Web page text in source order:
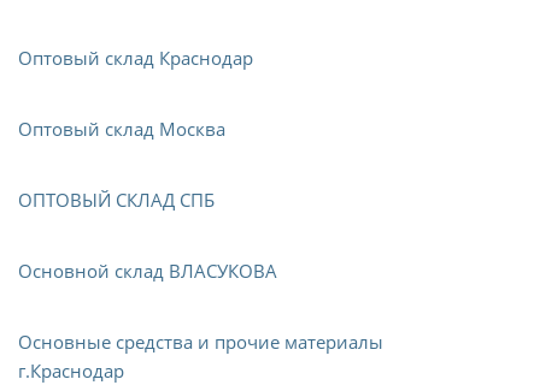
Оптовый склад Краснодар
Оптовый склад Москва
ОПТОВЫЙ СКЛАД СПБ
Основной склад ВЛАСУКОВА
Основные средства и прочие материалы
г.Краснодар